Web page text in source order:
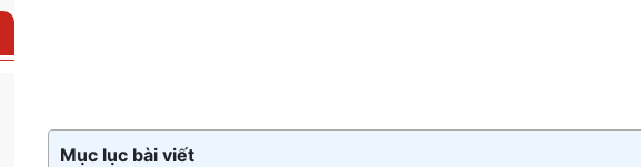
Mục lục bài viết